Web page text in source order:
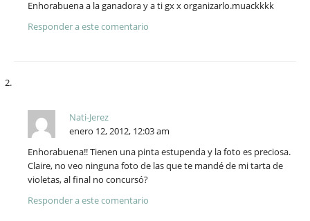
Enhorabuena a la ganadora y a ti gx x organizarlo.muackkkk
Responder a este comentario
Nati-Jerez
enero 12, 2012, 12:03 am
Enhorabuena!! Tienen una pinta estupenda y la foto es preciosa.
Claire, no veo ninguna foto de las que te mandé de mi tarta de
violetas, al final no concursó?
Responder a este comentario